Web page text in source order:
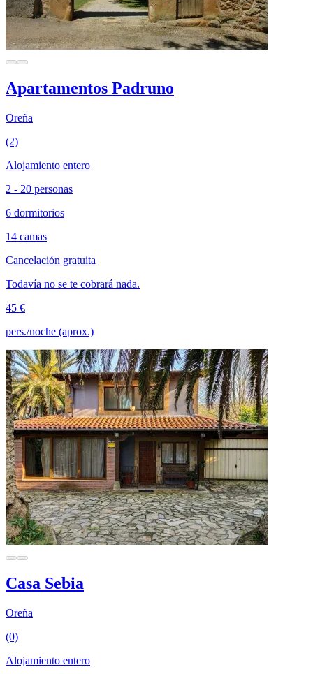
Apartamentos Padruno
Oreña
(2)
Alojamiento entero
2 - 20 personas
6 dormitorios
14 camas
Cancelación gratuita
Todavía no se te cobrará nada.
45 €
pers./noche (aprox.)
Casa Sebia
Oreña
(0)
Alojamiento entero